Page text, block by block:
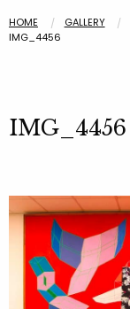
HOME GALLERY
IMG_4456
IMG_4456